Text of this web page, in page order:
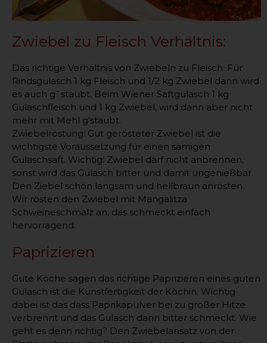
Zwiebel zu Fleisch Verhältnis:
Das richtige Verhältnis von Zwiebeln zu Fleisch: Für
Rindsgulasch 1 kg Fleisch und 1/2 kg Zwiebel dann wird
es auch g`staubt. Beim Wiener Saftgulasch 1 kg
Gulaschfleisch und 1 kg Zwiebel, wird dann aber nicht
mehr mit Mehl g’staubt.
Zwiebelröstung: Gut gerösteter Zwiebel ist die
wichtigste Voraussetzung für einen sämigen
Gulaschsaft. Wichtig: Zwiebel darf nicht anbrennen,
sonst wird das Gulasch bitter und damit ungenießbar.
Den Ziebel schön langsam und hellbraun anrösten.
Wir rösten den Zwiebel mit Mangalitza
Schweineschmalz an, das schmeckt einfach
hervorragend.
Paprizieren
Gute Köche sagen das richtige Paprizieren eines guten
Gulasch ist die Kunstfertigkeit der Köchin. Wichtig
dabei ist das dass Paprikapulver bei zu großer Hitze
verbrennt und das Gulasch dann bitter schmeckt. Wie
geht es denn richtig? Den Zwiebelansatz von der